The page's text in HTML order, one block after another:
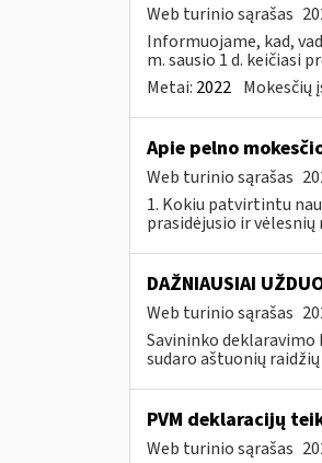
Web turinio sąrašas
Informuojame, kad,
m. sausio 1 d. keičiasi
Metai: 2022 Mokesčių
Apie pelno
Web turinio sąrašas
1. Kokiu patvirtintu
prasidėjusio ir
DAŽNIAUSIAI
Web turinio sąrašas
Savininko
sudaro aštuonių
PVM deklaracijų
Web turinio sąrašas